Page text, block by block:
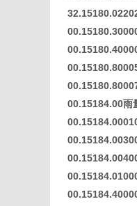
00.15184.00雨